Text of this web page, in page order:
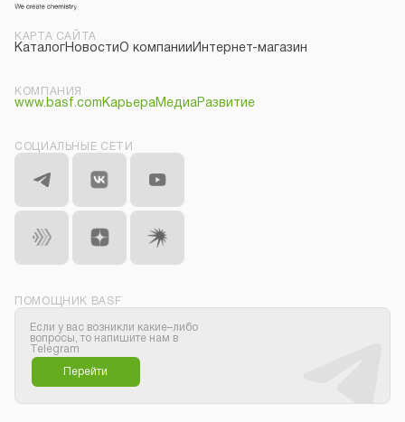
КАРТА САЙТА
КаталогНовостиО компании Интернет-магазин
КОМПАНИЯ
www.basf.com КарьераМедиаРазвитие
СОЦИАЛЬНЫЕ СЕТИ
ПОМОЩНИК BASF
Если у вас возникли какие–либо
вопросы, то напишите нам в
Telegram
Перейти